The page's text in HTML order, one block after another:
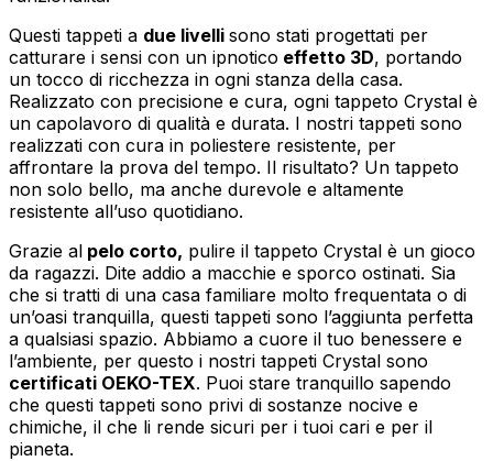
Questi tappeti a due livelli sono stati progettati per
catturare i sensi con un ipnotico effetto 3D, portando
un tocco di ricchezza in ogni stanza della casa.
Realizzato con precisione e cura, ogni tappeto Crystal è
un capolavoro di qualità e durata. I nostri tappeti sono
realizzati con cura in poliestere resistente, per
affrontare la prova del tempo. Il risultato? Un tappeto
non solo bello, ma anche durevole e altamente
resistente all’uso quotidiano.
Grazie al pelo corto, pulire il tappeto Crystal è un gioco
da ragazzi. Dite addio a macchie e sporco ostinati. Sia
che si tratti di una casa familiare molto frequentata o di
un’oasi tranquilla, questi tappeti sono l’aggiunta perfetta
a qualsiasi spazio. Abbiamo a cuore il tuo benessere e
l’ambiente, per questo i nostri tappeti Crystal sono
certificati OEKO-TEX. Puoi stare tranquillo sapendo
che questi tappeti sono privi di sostanze nocive e
chimiche, il che li rende sicuri per i tuoi cari e per il
pianeta.